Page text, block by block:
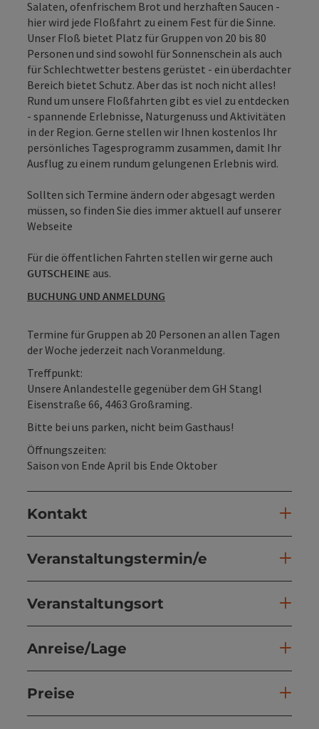
Salaten, ofenfrischem Brot und herzhaften Saucen -
hier wird jede Floßfahrt zu einem Fest für die Sinne.
Unser Floß bietet Platz für Gruppen von 20 bis 80
Personen und sind sowohl für Sonnenschein als auch
für Schlechtwetter bestens gerüstet - ein überdachter
Bereich bietet Schutz. Aber das ist noch nicht alles!
Rund um unsere Floßfahrten gibt es viel zu entdecken
- spannende Erlebnisse, Naturgenuss und Aktivitäten
in der Region. Gerne stellen wir Ihnen kostenlos Ihr
persönliches Tagesprogramm zusammen, damit Ihr
Ausflug zu einem rundum gelungenen Erlebnis wird.
Sollten sich Termine ändern oder abgesagt werden
müssen, so finden Sie dies immer aktuell auf unserer
Webseite
Für die öffentlichen Fahrten stellen wir gerne auch
GUTSCHEINE aus.
BUCHUNG UND ANMELDUNG
Termine für Gruppen ab 20 Personen an allen Tagen
der Woche jederzeit nach Voranmeldung.
Treffpunkt:
Unsere Anlandestelle gegenüber dem GH Stangl
Eisenstraße 66, 4463 Großraming.
Bitte bei uns parken, nicht beim Gasthaus!
Öffnungszeiten:
Saison von Ende April bis Ende Oktober
Kontakt
Veranstaltungstermin/e
Veranstaltungsort
Anreise/Lage
Preise